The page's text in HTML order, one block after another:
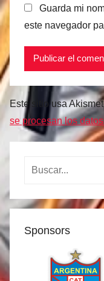
Guarda mi
este navegador
Este sitio usa
se procesan los
Buscar:
Sponsors